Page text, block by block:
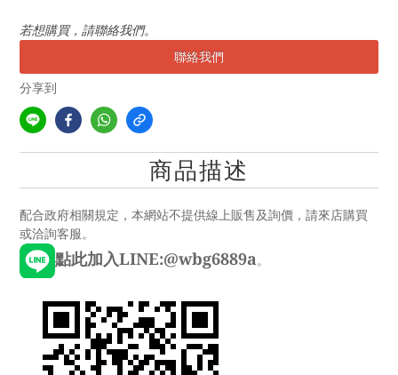
若想購買，請聯絡我們。
聯絡我們
分享到
商品描述
配合政府相關規定，本網站不提供線上販售及詢價，請來店購買
或洽詢客服。
點此加入LINE:@wbg6889a。